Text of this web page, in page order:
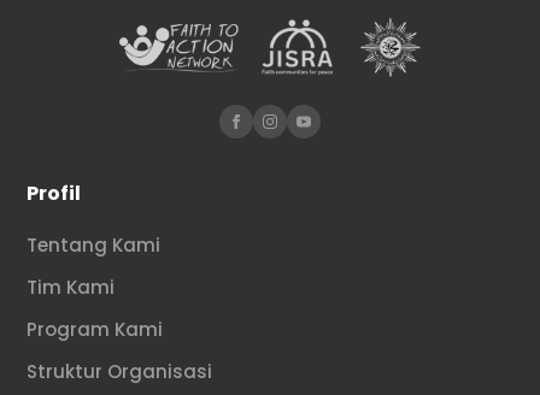
Profil
Tentang Kami
Tim Kami
Program Kami
Struktur Organisasi